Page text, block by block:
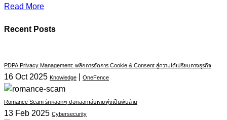
Read More
Recent Posts
PDPA Privacy Management: พลิกการจัดการ Cookie & Consent สู่ความได้เปรียบทางธุรกิจ
16 Oct 2025 Knowledge | OneFence
Romance Scam รักหลอกๆ ปอกลอกเสียหายพุ่งเป็นพันล้าน
13 Feb 2025 Cybersecurity